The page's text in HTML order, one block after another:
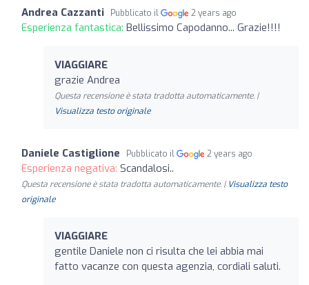
Andrea Cazzanti Pubblicato il 2 years ago
Esperienza fantastica: Bellissimo Capodanno... Grazie!!!!
VIAGGIARE
grazie Andrea
Questa recensione è stata tradotta automaticamente. |
Visualizza testo originale
Daniele Castiglione Pubblicato il 2 years ago
Esperienza negativa: Scandalosi..
Questa recensione è stata tradotta automaticamente. | Visualizza testo
originale
VIAGGIARE
gentile Daniele non ci risulta che lei abbia mai
fatto vacanze con questa agenzia, cordiali saluti.